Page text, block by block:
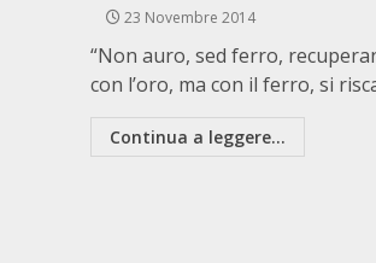
23 Novembre 2014
“Non auro, sed ferro,
con l’oro, ma con il ferro, si
Continua a leggere...